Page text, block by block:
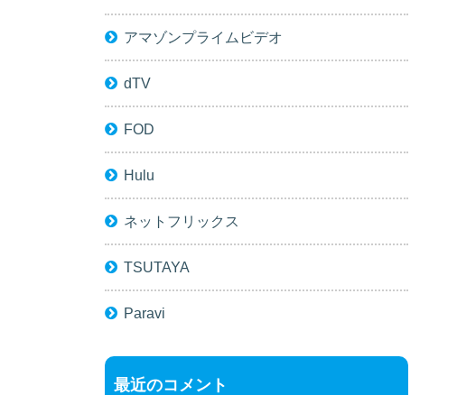
アマゾンプライムビデオ
dTV
FOD
Hulu
ネットフリックス
TSUTAYA
Paravi
最近のコメント